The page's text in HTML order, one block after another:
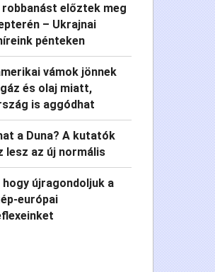
előztek meg
– Ukrajnai
pénteken
vámok jönnek
és olaj miatt,
is aggódhat
a Duna? A kutatók
lesz az új normális
újragondoljuk a
európai